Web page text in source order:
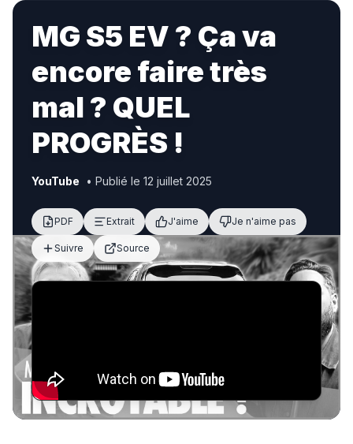
MG S5 EV ? Ça va
encore faire très
mal ? QUEL
PROGRÈS !
YouTube • Publié le 12 juillet 2025
PDF Extrait J'aime Je n'aime pas
Suivre Source